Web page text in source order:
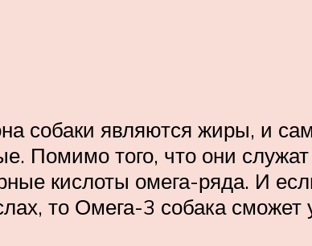
собаки являются жиры, и
Помимо того, что они
кислоты омега-ряда. И
то Омега-3 собака сможет